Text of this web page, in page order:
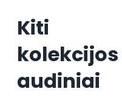
Kiti
kolekcijos
audiniai